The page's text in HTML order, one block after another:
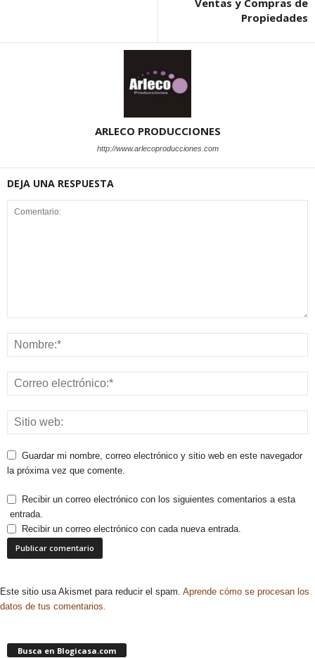
Ventas y Compras de
Propiedades
ARLECO PRODUCCIONES
http://www.arlecoproducciones.com
DEJA UNA RESPUESTA
Guardar mi nombre, correo electrónico y sitio web en este navegador
la próxima vez que comente.
Recibir un correo electrónico con los siguientes comentarios a esta
entrada.
Recibir un correo electrónico con cada nueva entrada.
Este sitio usa Akismet para reducir el spam. Aprende cómo se procesan los
datos de tus comentarios.
Busca en Blogicasa.com